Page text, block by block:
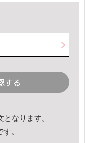
する
なります。
。